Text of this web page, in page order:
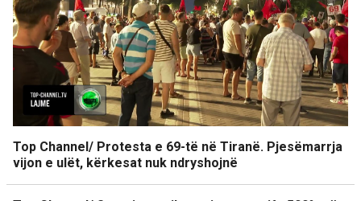
Top Channel/ Protesta e 69-të në Tiranë. Pjesëmarrja
vijon e ulët, kërkesat nuk ndryshojnë